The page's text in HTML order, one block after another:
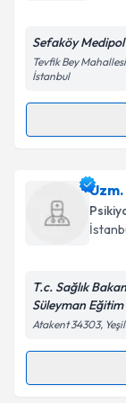
E-posta
Metni
Sefaköy
Tevfik Bey
İstanbul
Uzm. Dr.
talebi
için bir
E-posta
Metni
T.c. Sağlık
Süleyman
Atakent 34303,